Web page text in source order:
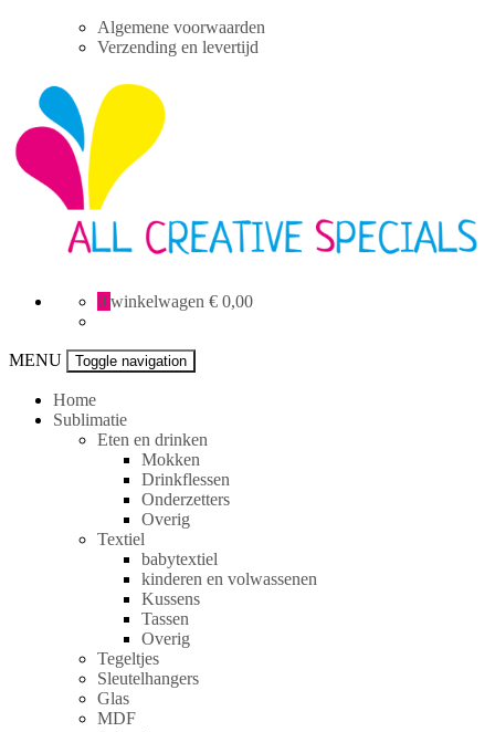
Algemene voorwaarden
Verzending en levertijd
Creative
0 winkelwagen € 0,00
MENU Toggle navigation
Home
Sublimatie
Eten en drinken
Mokken
Drinkflessen
Onderzetters
Overig
Textiel
babytextiel
kinderen en volwassenen
Kussens
Tassen
Overig
Tegeltjes
Sleutelhangers
Glas
MDF